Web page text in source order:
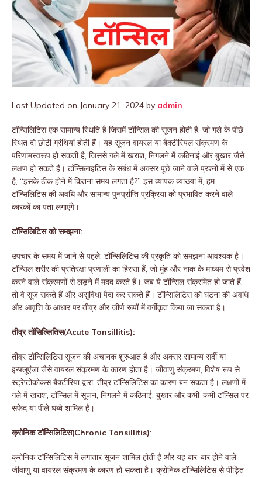
Last Updated on January 21, 2024 by admin
टॉन्सिलिटिस एक सामान्य स्थिति है जिसमें टॉन्सिल की सूजन होती है, जो गले के पीछे
स्थित दो छोटी ग्रंथियां होती हैं। यह सूजन वायरल या बैक्टीरियल संक्रमण के
परिणामस्वरूप हो सकती है, जिससे गले में खराश, निगलने में कठिनाई और बुखार जैसे
लक्षण हो सकते हैं। टॉन्सिलाइटिस के संबंध में अक्सर पूछे जाने वाले प्रश्नों में से एक
है, “इसके ठीक होने में कितना समय लगता है?” इस व्यापक व्याख्या में, हम
टॉन्सिलिटिस की अवधि और सामान्य पुनर्प्राप्ति प्रक्रिया को प्रभावित करने वाले
कारकों का पता लगाएंगे।
टॉन्सिलिटिस को समझना:
उपचार के समय में जाने से पहले, टॉन्सिलिटिस की प्रकृति को समझना आवश्यक है।
टॉन्सिल शरीर की प्रतिरक्षा प्रणाली का हिस्सा हैं, जो मुंह और नाक के माध्यम से प्रवेश
करने वाले संक्रमणों से लड़ने में मदद करते हैं। जब ये टॉन्सिल संक्रमित हो जाते हैं,
तो वे सूज सकते हैं और असुविधा पैदा कर सकते हैं। टॉन्सिलिटिस को घटना की अवधि
और आवृत्ति के आधार पर तीव्र और जीर्ण रूपों में वर्गीकृत किया जा सकता है।
तीव्र तोंसिल्लितिस(Acute Tonsillitis):
तीव्र टॉन्सिलिटिस सूजन की अचानक शुरुआत है और अक्सर सामान्य सर्दी या
इन्फ्लूएंजा जैसे वायरल संक्रमण के कारण होता है। जीवाणु संक्रमण, विशेष रूप से
स्ट्रेप्टोकोकस बैक्टीरिया द्वारा, तीव्र टॉन्सिलिटिस का कारण बन सकता है। लक्षणों में
गले में खराश, टॉन्सिल में सूजन, निगलने में कठिनाई, बुखार और कभी-कभी टॉन्सिल पर
सफेद या पीले धब्बे शामिल हैं।
क्रोनिक टॉन्सिलिटिस(Chronic Tonsillitis):
क्रोनिक टॉन्सिलिटिस में लगातार सूजन शामिल होती है और यह बार-बार होने वाले
जीवाणु या वायरल संक्रमण के कारण हो सकता है। क्रोनिक टॉन्सिलिटिस से पीड़ित